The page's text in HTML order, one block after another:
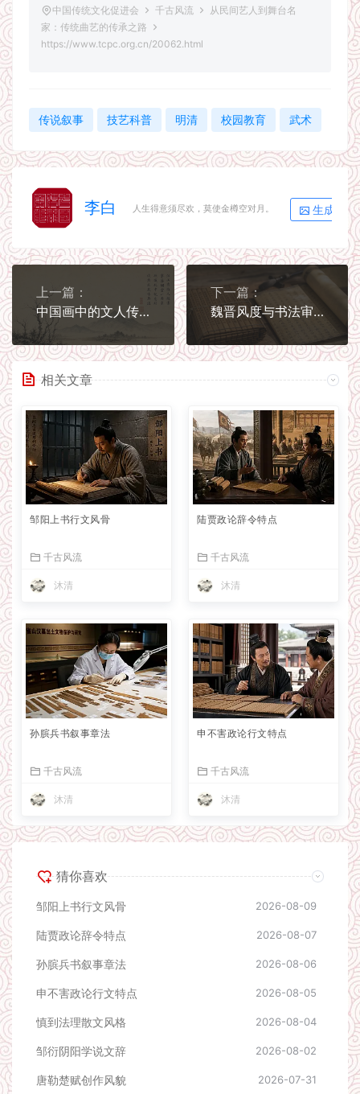
中国传统文化促进会 千古风流
从民间艺人到舞台名
家：传统曲艺的传承之路
https://www.tcpc.org.cn/20062.html
传说叙事 技艺科普 明清 校园教育 武术
李白 人生得意须尽欢，莫使金樽空对月。 生成海报
上一篇：
中国画中的文人传统：诗书画印如何合一
下一篇：
魏晋风度与书法审美的形成
相关文章
邹阳上书行文风骨
千古风流
沐清
陆贾政论辞令特点
千古风流
沐清
孙膑兵书叙事章法
千古风流
沐清
申不害政论行文特点
千古风流
沐清
猜你喜欢
邹阳上书行文风骨 2026-08-09
陆贾政论辞令特点 2026-08-07
孙膑兵书叙事章法 2026-08-06
申不害政论行文特点 2026-08-05
慎到法理散文风格 2026-08-04
邹衍阴阳学说文辞 2026-08-02
唐勒楚赋创作风貌 2026-07-31